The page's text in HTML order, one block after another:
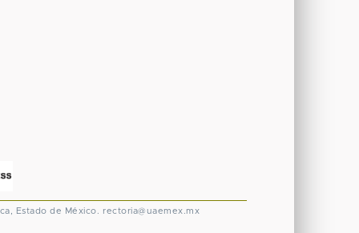
Estado de México. rectoria@uaemex.mx